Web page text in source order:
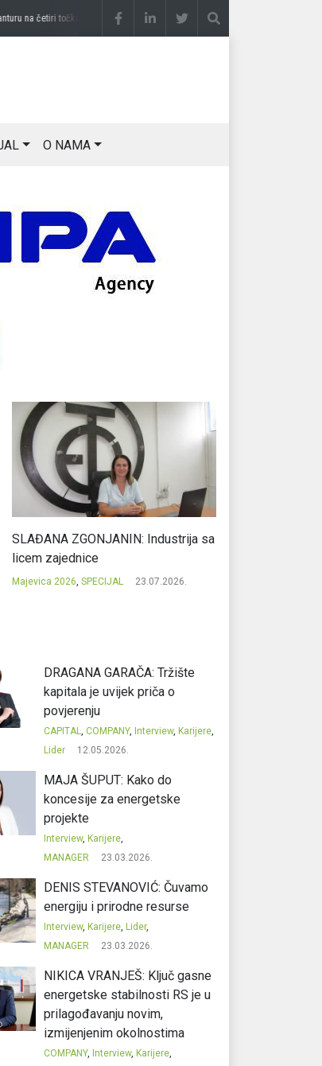
na četiri točkaprije 3 sedmice DRAGAN OSTOJIĆ: Moj karakter je
O NAMA
SLAĐANA ZGONJANIN: Industrija sa
licem zajednice
Majevica 2026, SPECIJAL 23.07.2026.
DRAGANA GARAČA: Tržište
kapitala je uvijek priča o
povjerenju
CAPITAL,COMPANY, Interview, Karijere,
Lider
12.05.2026.
MAJA ŠUPUT: Kako do
koncesije za energetske
projekte
Interview, Karijere,
MANAGER
23.03.2026.
DENIS STEVANOVIĆ: Čuvamo
energiju i prirodne resurse
Interview, Karijere, Lider,
MANAGER
23.03.2026.
NIKICA VRANJEŠ: Ključ gasne
energetske stabilnosti RS je u
prilagođavanju novim,
izmijenjenim okolnostima
COMPANY, Interview, Karijere,